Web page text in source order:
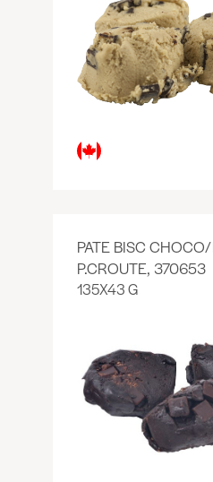
PATE BISC
P.CROUTE, 370653
135X43 G